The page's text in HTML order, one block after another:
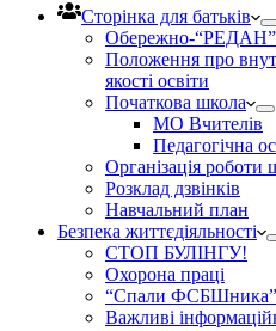
Сторінка для батьків
Обережно-
Положення про
якості освіти
Початкова школа
МО Вчителів
Педагогічна
Організація роботи
Розклад дзвінків
Навчальний план
Безпека життєдіяльності
СТОП БУЛІНГУ!
Охорона праці
“Спали ФСБШника”
Важливі